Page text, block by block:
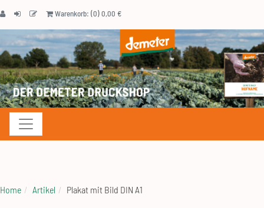
Warenkorb: (0) 0,00 €
Navigation anzeigen
Home Artikel Plakat mit Bild DIN A1